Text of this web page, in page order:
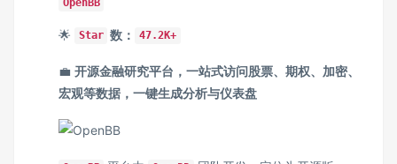
OpenBB
🌟 Star 数： 47.2K+
💼 开源金融研究平台，一站式访问股票、期权、加密、
宏观等数据，一键生成分析与仪表盘